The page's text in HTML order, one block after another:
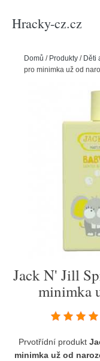
Hracky-cz.cz
Domů / Produkty / Děti
pro minimka už od
Jack N' Jill
minimka
Prvotřídní produkt
minimka už od